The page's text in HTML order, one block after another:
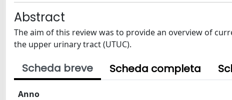
Abstract
The aim of this review was to provide an overview of
the upper urinary tract (UTUC).
Scheda breve Scheda completa
Anno